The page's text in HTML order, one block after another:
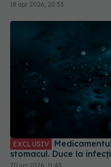
18 apr 2026, 20:53
EXCLUSIV
stomacul. Duce la
20 iun 2026, 11:45